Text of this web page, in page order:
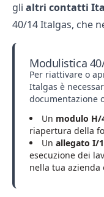
gli altri contatti
40/14 Italgas, che
Modulistica
Per riattivare o
Italgas è
documentazione
Un modulo H/
riapertura della
Un allegato I/
esecuzione dei
nella tua azienda